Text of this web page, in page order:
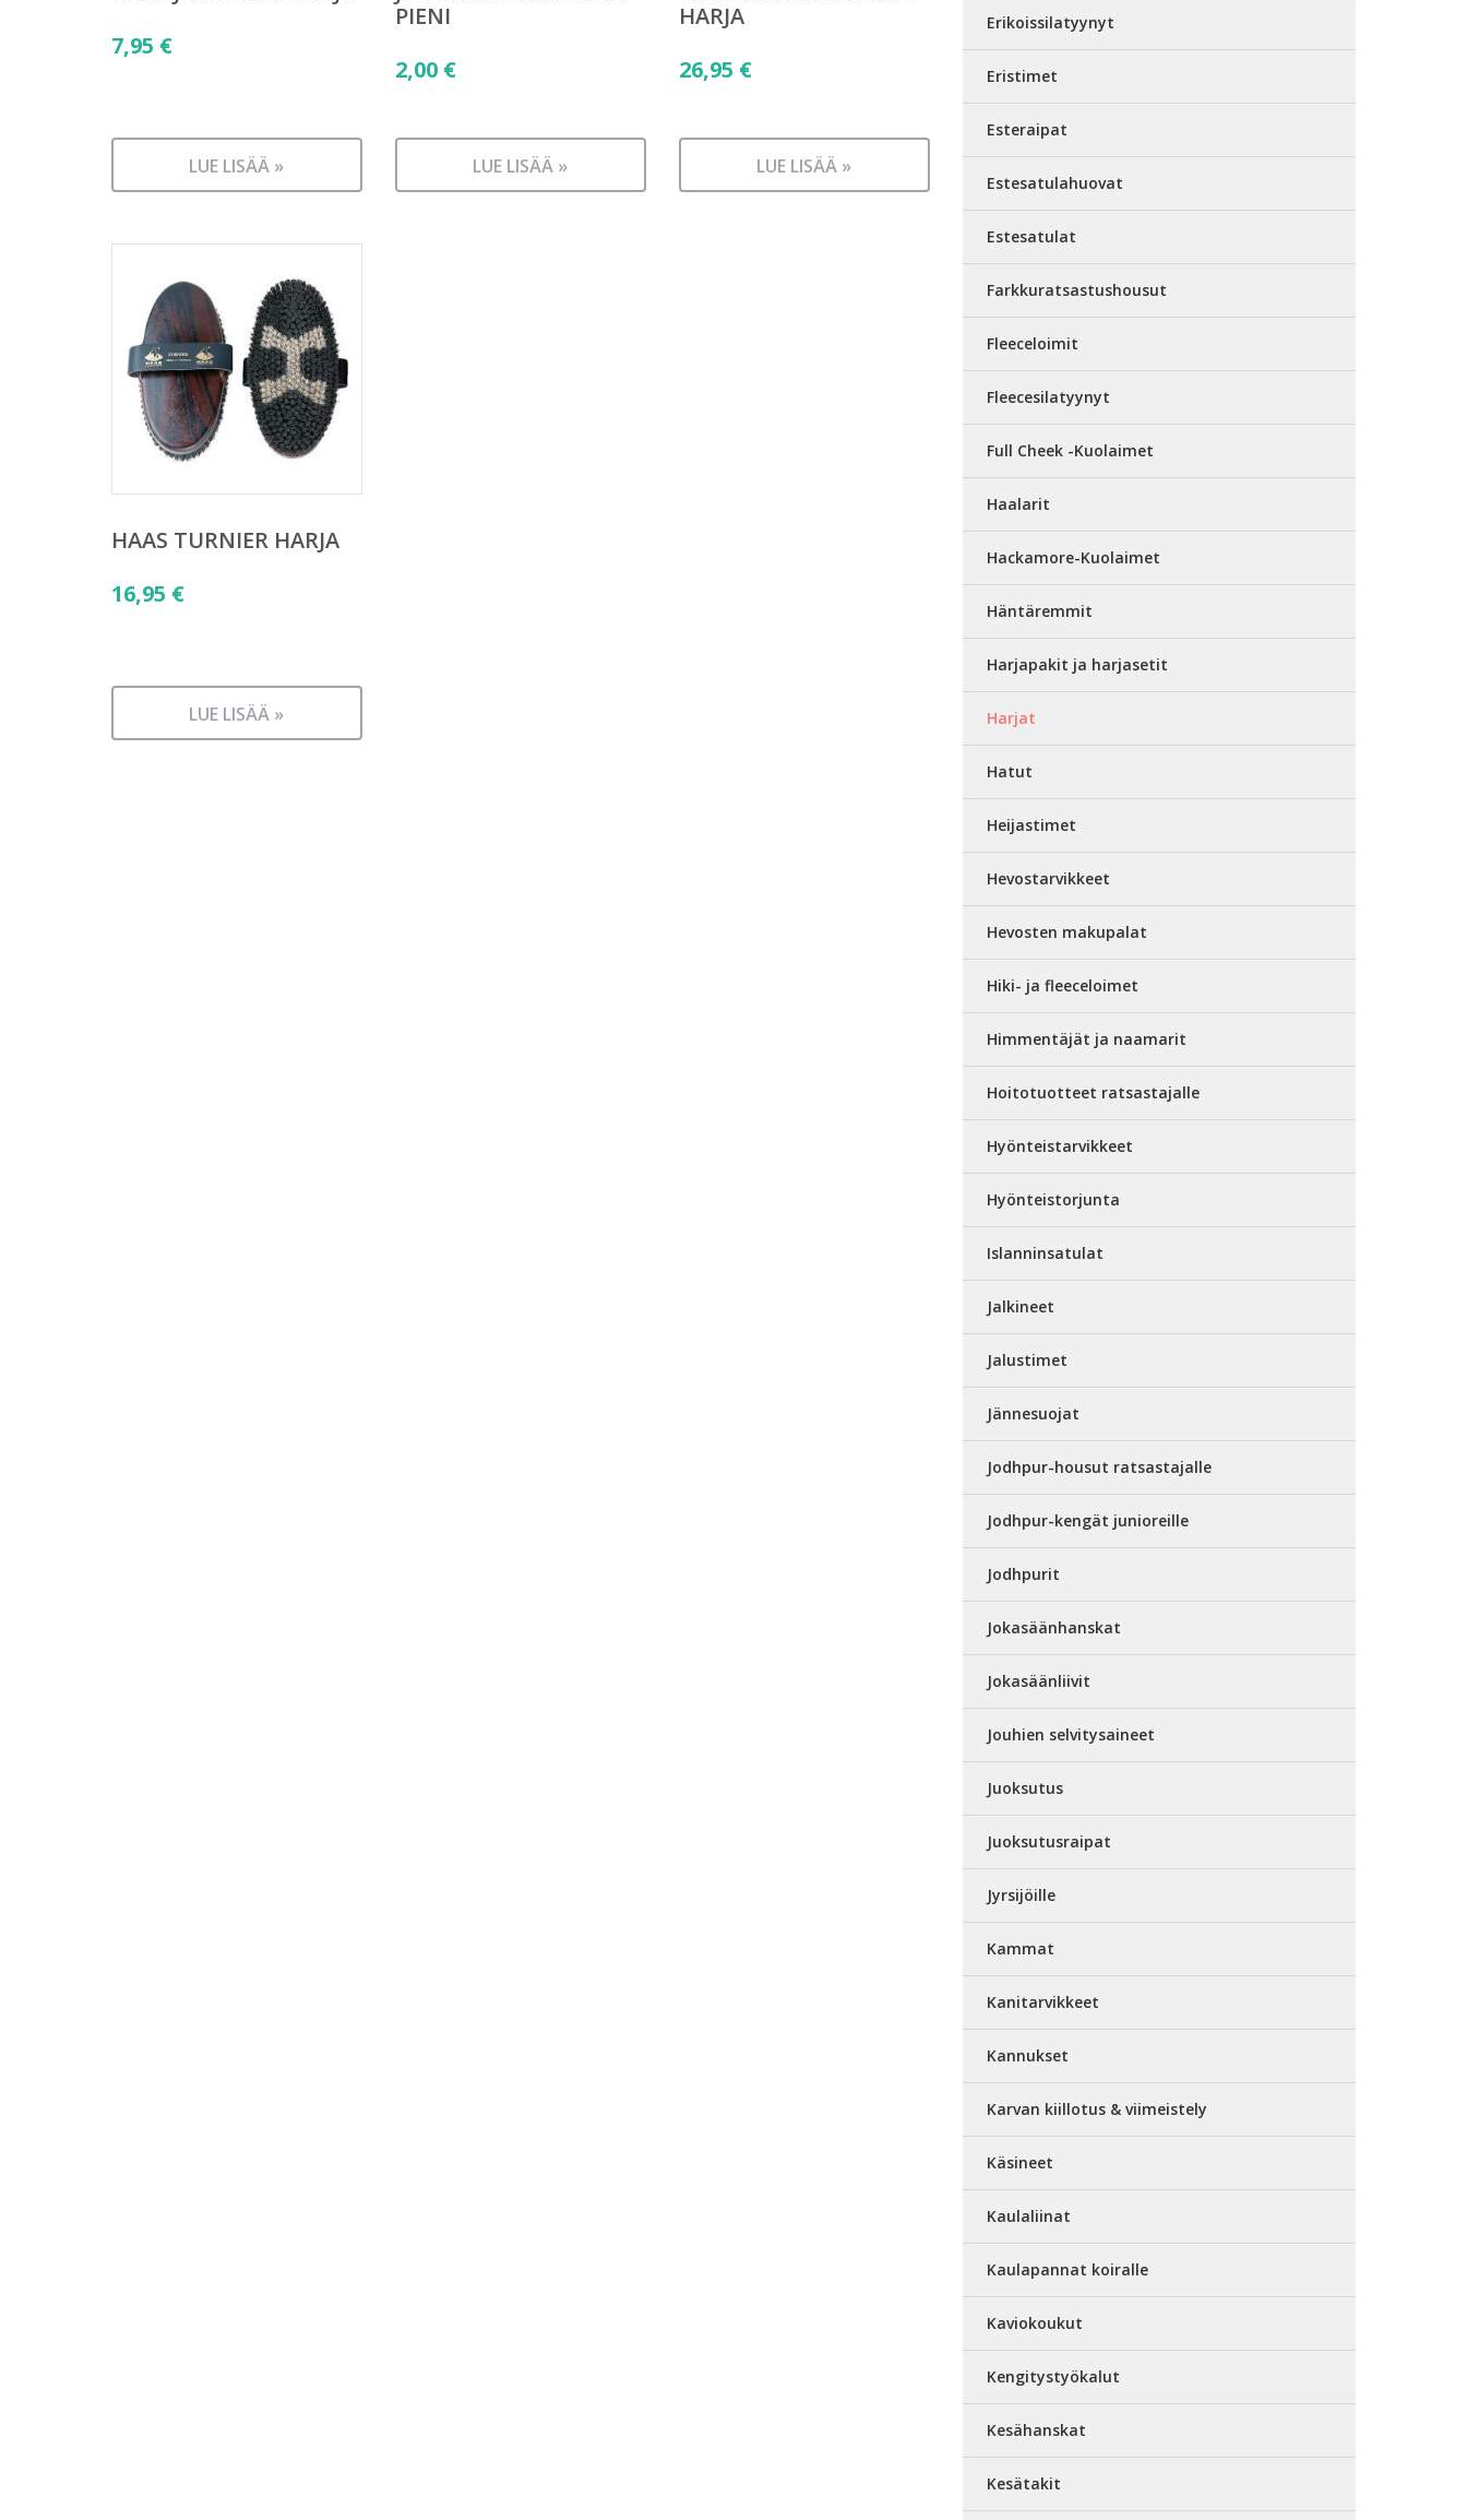
7,95 €
LUE LISÄÄ »
PIENI
2,00 €
LUE LISÄÄ »
HARJA
26,95 €
LUE LISÄÄ »
HAAS TURNIER HARJA
16,95 €
LUE LISÄÄ »
Erikoissilatyynyt
Eristimet
Esteraipat
Estesatulahuovat
Estesatulat
Farkkuratsastushousut
Fleeceloimit
Fleecesilatyynyt
Full Cheek -Kuolaimet
Haalarit
Hackamore-Kuolaimet
Häntäremmit
Harjapakit ja harjasetit
Harjat
Hatut
Heijastimet
Hevostarvikkeet
Hevosten makupalat
Hiki- ja fleeceloimet
Himmentäjät ja naamarit
Hoitotuotteet ratsastajalle
Hyönteistarvikkeet
Hyönteistorjunta
Islanninsatulat
Jalkineet
Jalustimet
Jännesuojat
Jodhpur-housut ratsastajalle
Jodhpur-kengät junioreille
Jodhpurit
Jokasäänhanskat
Jokasäänliivit
Jouhien selvitysaineet
Juoksutus
Juoksutusraipat
Jyrsijöille
Kammat
Kanitarvikkeet
Kannukset
Karvan kiillotus & viimeistely
Käsineet
Kaulaliinat
Kaulapannat koiralle
Kaviokoukut
Kengitystyökalut
Kesähanskat
Kesätakit